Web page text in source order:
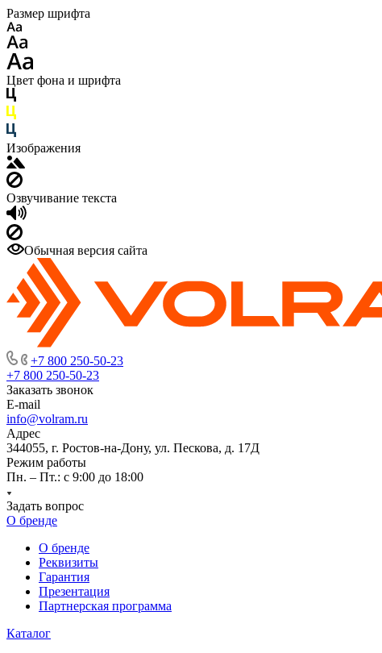
Размер шрифта
Цвет фона и шрифта
Изображения
Озвучивание текста
Обычная версия сайта
+7 800 250-50-23
+7 800 250-50-23
Заказать звонок
E-mail
info@volram.ru
Адрес
344055, г. Ростов-на-Дону, ул. Пескова, д. 17Д
Режим работы
Пн. – Пт.: с 9:00 до 18:00
Задать вопрос
О бренде
О бренде
Реквизиты
Гарантия
Презентация
Партнерская программа
Каталог